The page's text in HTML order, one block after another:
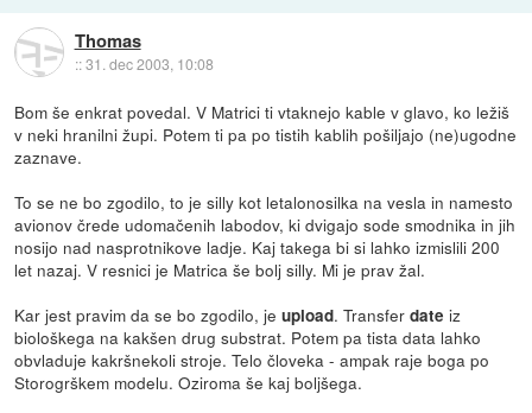
Thomas
::31. dec 2003, 10:08
Bom še enkrat povedal. V Matrici ti vtaknejo kable v glavo, ko ležiš
v neki hranilni župi. Potem ti pa po tistih kablih pošiljajo (ne)ugodne
zaznave.
To se ne bo zgodilo, to je silly kot letalonosilka na vesla in namesto
avionov črede udomačenih labodov, ki dvigajo sode smodnika in jih
nosijo nad nasprotnikove ladje. Kaj takega bi si lahko izmislili 200
let nazaj. V resnici je Matrica še bolj silly. Mi je prav žal.
Kar jest pravim da se bo zgodilo, jeupload. Transferdate iz
biološkega na kakšen drug substrat. Potem pa tista data lahko
obvladuje kakršnekoli stroje. Telo človeka - ampak raje boga po
Storogrškem modelu. Oziroma še kaj boljšega.